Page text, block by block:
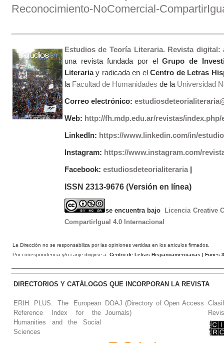
Reconocimiento-NoComercial-
Estudios de Teoría Literaria. Revista
una revista fundada por elGrupo de
Literariay radicada en elCentro de Letras
la Facultad de Humanidades de laUniversidad
Correo electrónico:
Web: http://fh.mdp.edu.ar/revistas/index.php/
LinkedIn: https://www.linkedin.com/in/
Instagram: https://www.instagram.com/
Facebook: estudiosdeteorialiteraria|
ISSN 2313-9676 (Versión en línea)
se encuentra bajo
Licencia Creative
CompartirIgual 4.0 Internacional
La Dirección no se responsabiliza por las opiniones vertidas en los artículos firmados.
Por correspondencia y/o canje dirigirse a: Centro de Letras Hispanoamericanas | Funes
DIRECTORIOS Y CATÁLOGOS QUE INCORPORAN LA REVISTA
ERIH PLUS. The European
Reference Index for the
Humanities and the Social
Sciences
DOAJ (Directory of Open Access
Journals)